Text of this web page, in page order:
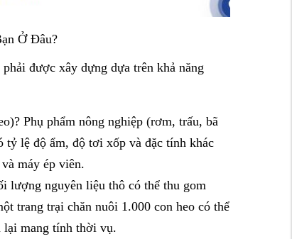
Ở Đâu?
được xây dựng dựa trên khả năng
Phụ phẩm nông nghiệp (rơm, trấu, bã
tỷ lệ độ ẩm, độ tơi xốp và đặc tính khác
máy ép viên.
lượng nguyên liệu thô có thể thu gom
trang trại chăn nuôi 1.000 con heo có thể
lại mang tính thời vụ.